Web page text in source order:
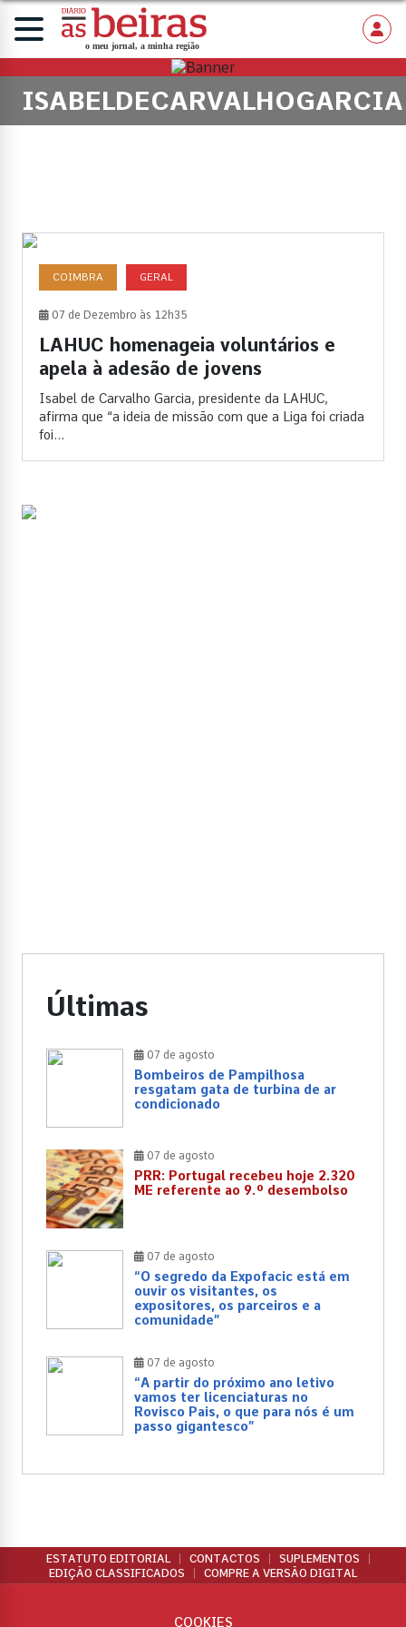
ISABELDECARVALHOGARCIA
COIMBRA GERAL
07 de Dezembro às 12h35
LAHUC homenageia voluntários e
apela à adesão de jovens
Isabel de Carvalho Garcia, presidente da LAHUC,
afirma que “a ideia de missão com que a Liga foi criada
foi...
Últimas
07 de agosto
Bombeiros de Pampilhosa
resgatam gata de turbina de ar
condicionado
07 de agosto
PRR: Portugal recebeu hoje 2.320
ME referente ao 9.º desembolso
07 de agosto
“O segredo da Expofacic está em
ouvir os visitantes, os
expositores, os parceiros e a
comunidade”
07 de agosto
“A partir do próximo ano letivo
vamos ter licenciaturas no
Rovisco Pais, o que para nós é um
passo gigantesco”
ESTATUTO EDITORIAL CONTACTOS
SUPLEMENTOS
EDIÇÃO CLASSIFICADOS
COMPRE A VERSÃO DIGITAL
COOKIES